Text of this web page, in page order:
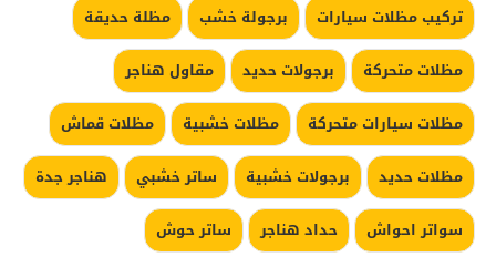
تركيب مظلات سيارات
برجولة خشب
مظلة حديقة
مظلات متحركة
برجولات حديد
مقاول هناجر
مظلات سيارات متحركة
مظلات خشبية
مظلات قماش
مظلات حديد
برجولات خشبية ساتر خشبي
هناجر جدة
سواتر احواش
حداد هناجر
ساتر حوش